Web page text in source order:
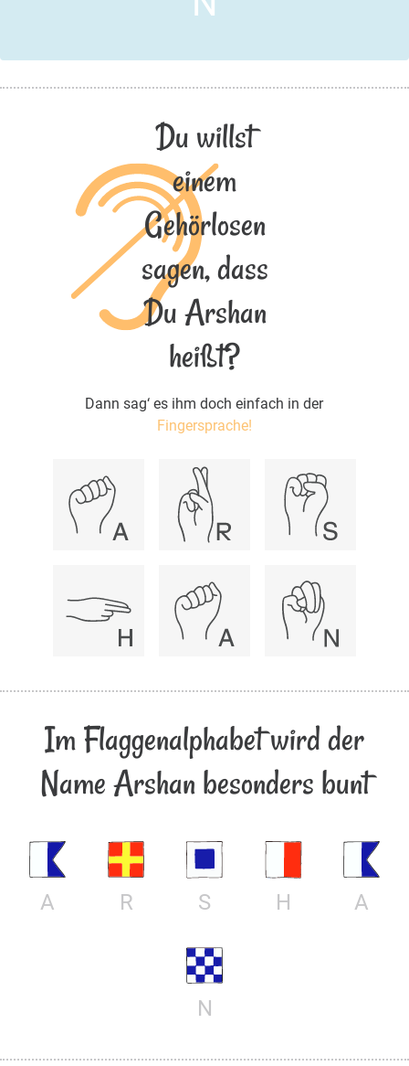
Du willst
einem
Gehörlosen
sagen, dass
Du Arshan
heißt?
Dann sag‘ es ihm doch einfach in der
Fingersprache!
Im Flaggenalphabet wird der
Name Arshan besonders bunt
A R S H A
N